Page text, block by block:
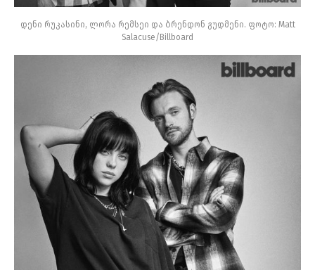
დენი რუკასინი, ლორა რემსეი და ბრენდონ გუდმენი. ფოტო: Matt
Salacuse/Billboard